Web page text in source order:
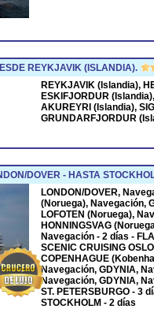
REYKJAVIK (ISLANDIA).
REYKJAVIK (Islandia),
ESKIFJORDUR
AKUREYRI (Islandia),
GRUNDARFJORDUR
DOVER - HASTA
LONDON/DOVER,
(Noruega), Navegación,
LOFOTEN (Noruega),
HONNINGSVAG
Navegación - 2 días -
SCENIC CRUISING
COPENHAGUE
Navegación, GDYNIA,
Navegación, GDYNIA,
ST. PETERSBURGO - 3
STOCKHOLM - 2 días